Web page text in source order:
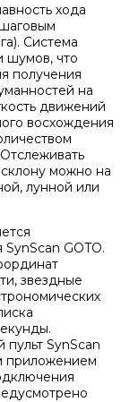
хода
Система
шумов, что
получения
на
движений
восхождения
можно на
лунной или
GOTO.
звездные
SynScan
приложением